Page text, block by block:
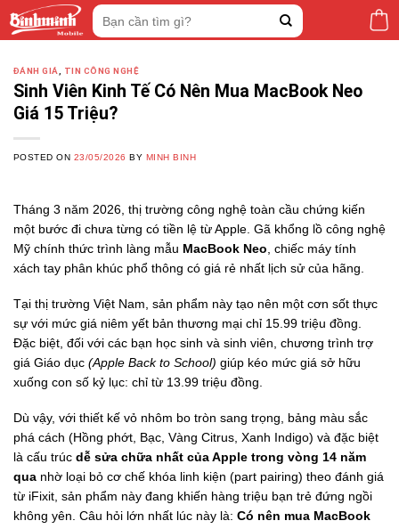
Tìm
kiếm:
ĐÁNH GIÁ TIN CÔNG NGHỆ
Sinh Viên Kinh Tế Có Nên Mua MacBook Neo
Giá 15 Triệu?
POSTED ON 23/05/2026 BY MINH BINH
Tháng 3 năm 2026, thị trường công nghệ toàn cầu chứng kiến
một bước đi chưa từng có tiền lệ từ Apple. Gã khổng lồ công nghệ
Mỹ chính thức trình làng mẫu MacBook Neo , chiếc máy tính
xách tay phân khúc phổ thông có giá rẻ nhất lịch sử của hãng.
Tại thị trường Việt Nam, sản phẩm này tạo nên một cơn sốt thực
sự với mức giá niêm yết bản thương mại chỉ 15.99 triệu đồng.
Đặc biệt, đối với các bạn học sinh và sinh viên, chương trình trợ
giá Giáo dục (Apple Back to School) giúp kéo mức giá sở hữu
xuống con số kỷ lục: chỉ từ 13.99 triệu đồng.
Dù vậy, với thiết kế vỏ nhôm bo tròn sang trọng, bảng màu sắc
phá cách (Hồng phớt, Bạc, Vàng Citrus, Xanh Indigo) và đặc biệt
là cấu trúc dễ sửa chữa nhất của Apple trong vòng 14 năm
qua nhờ loại bỏ cơ chế khóa linh kiện (part pairing) theo đánh giá
từ iFixit, sản phẩm này đang khiến hàng triệu bạn trẻ đứng ngồi
không yên. Câu hỏi lớn nhất lúc này là: Có nên mua MacBook